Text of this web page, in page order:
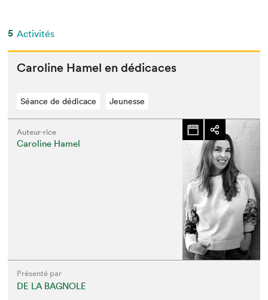
5 Activités
Car­o­line Hamel en dédicaces
Séance de dédicace Jeunesse
Auteur·rice
Caroline Hamel
Présenté par
DE LA BAGNOLE